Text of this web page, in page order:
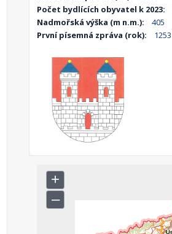
Počet bydlících obyvatel k 2023:
Nadmořská výška (m n.m.):
405
První písemná zpráva (rok):
1253